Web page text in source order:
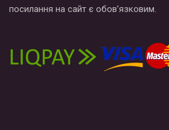
посилання на сайт є обов’язковим.